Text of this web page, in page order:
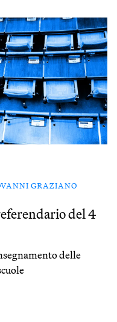
GRAZIANO
del 4
delle